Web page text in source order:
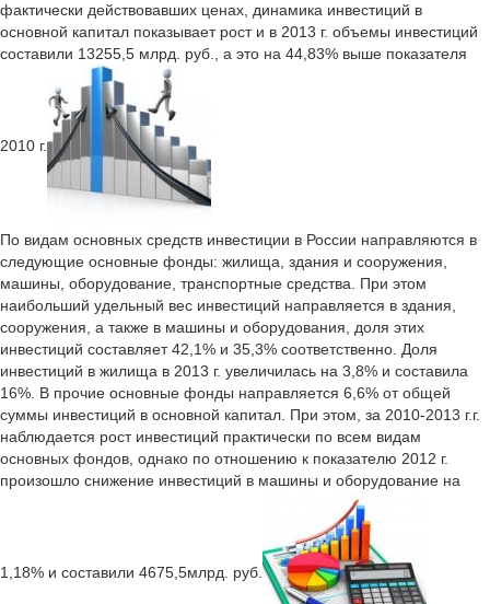
фактически действовавших ценах, динамика инвестиций в
основной капитал показывает рост и в 2013 г. объемы инвестиций
составили 13255,5 млрд. руб., а это на 44,83% выше показателя
2010 г.
По видам основных средств инвестиции в России направляются в
следующие основные фонды: жилища, здания и сооружения,
машины, оборудование, транспортные средства. При этом
наибольший удельный вес инвестиций направляется в здания,
сооружения, а также в машины и оборудования, доля этих
инвестиций составляет 42,1% и 35,3% соответственно. Доля
инвестиций в жилища в 2013 г. увеличилась на 3,8% и составила
16%. В прочие основные фонды направляется 6,6% от общей
суммы инвестиций в основной капитал. При этом, за 2010-2013 г.г.
наблюдается рост инвестиций практически по всем видам
основных фондов, однако по отношению к показателю 2012 г.
произошло снижение инвестиций в машины и оборудование на
1,18% и составили 4675,5млрд. руб.